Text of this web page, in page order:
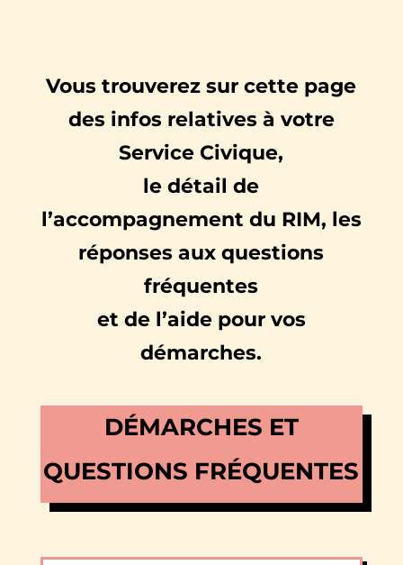
Vous trouverez sur cette page
des infos relatives à votre
Service Civique,
le détail de
l’accompagnement du RIM, les
réponses aux questions
fréquentes
et de l’aide pour vos
démarches.
DÉMARCHES ET
QUESTIONS FRÉQUENTES